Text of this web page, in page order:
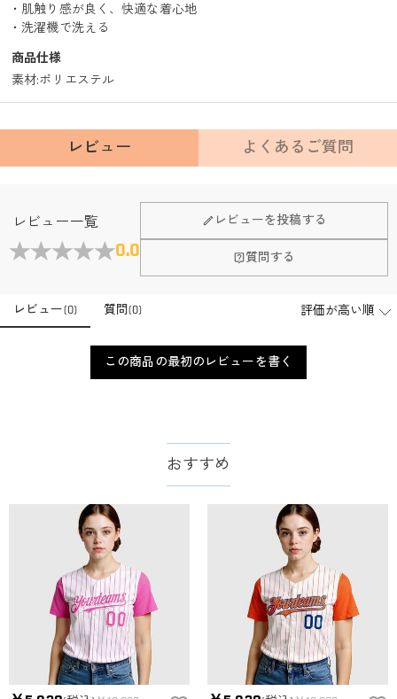
・肌触り感が良く、快適な着心地
・洗濯機で洗える
商品仕様
素材:ポリエステル
レビュー よくあるご質問
レビュー一覧
0.0
レビューを投稿する
質問する
レビュー(0) 質問(0)
この商品の最初のレビューを書く
Fanscheerについて
会社はどこにありますか？
本社はホンコンにあります。
店舗に費やす家賃や保険、人的労力等のコストを節約して、商
品自身が値下げできるために、現在はオンラインストアのみ運
営しております。
注文後に注文の内容を変更できますか？
番号もお送りください。
支払い情報は保護されますか？
お支払い情報は高度なセキュリティで保護されております。お
客様のお支払い情報は当社のサーバーに一切保存されません。
Paypal又はクレジットカート発行会社によって処理されます。
支払い情報は保護されますか？
当社では、個人情報保護を目的としたコンプライアンスに則
り、プライバシーポリシーを定めています。お客様に安心かつ
安全にご利用いただけるよう最善の注意を払い、個人情報を厳
重に取り扱っています。 詳細は
プライバシーポリシーまでご
確認ください。
服＆ファッション
どうやってオリジナル服をオーダーメイドします
か？
まずお気に入りのデザインを選んで、ページに表示した項目や
選択しを選んでから、カートに追加してご注文手続きをお願い
いたします。
服の印刷に色違いが出ることがありますか？
はい。ご覧になる環境（PCのモニタやスマホの画面）、商品撮
影時の照明等によりイメージ画像が実際の商品と色味が異なる
場合がございます。
どうやって自分に合うサイズを選びますか？
まずお気に入りのデザインを選んで、商品ページの画像にサイ
おすすめ